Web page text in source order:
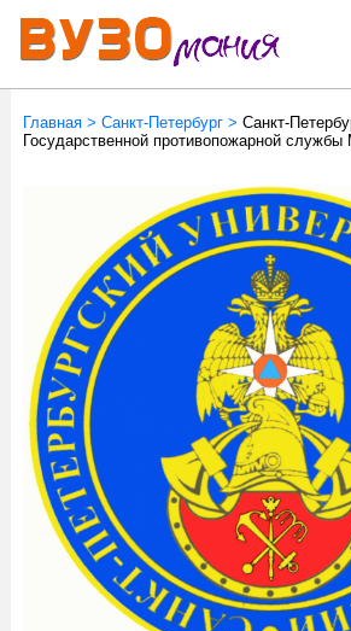
Главная> Санкт-Петербург> Санкт-
Государственной противопожарной